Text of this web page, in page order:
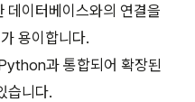
데이터베이스와의 연결을
용이합니다.
과 통합되어 확장된
습니다.